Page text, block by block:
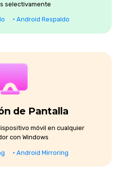
selectivamente
• Android Respaldo
de Pantalla
móvil en cualquier
con Windows
• Android Mirroring